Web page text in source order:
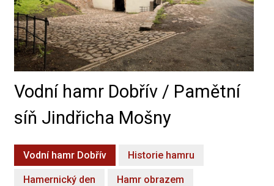
Vodní hamr Dobřív / Pamětní
síň Jindřicha Mošny
Vodní hamr Dobřív Historie hamru
Hamernický den Hamr obrazem